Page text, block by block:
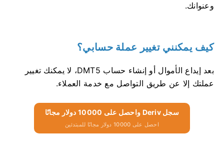
وعنوانك.
كيف يمكنني تغيير عملة حسابي؟
بعد إيداع الأموال أو إنشاء حساب DMT5، لا يمكنك تغيير
عملتك إلا عن طريق التواصل مع خدمة العملاء.
سجل Deriv واحصل على 10000 دولار مجانًا
احصل على 10000 دولار مجانًا للمبتدئين